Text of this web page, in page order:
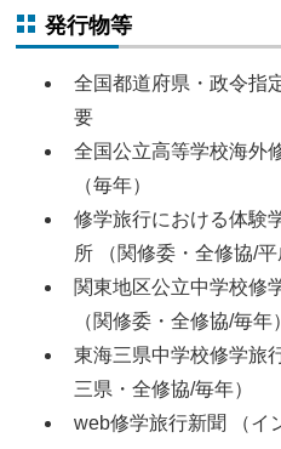
発行物等
全国都道府県・政令指
要
全国公立高等学校海外
（毎年）
修学旅行における体験
所 （関修委・全修協/平
関東地区公立中学校修
（関修委・全修協/毎年）
東海三県中学校修学旅
三県・全修協/毎年）
web修学旅行新聞 （イ